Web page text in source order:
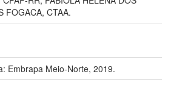
FOGACA, CTAA.
Embrapa Meio-Norte, 2019.